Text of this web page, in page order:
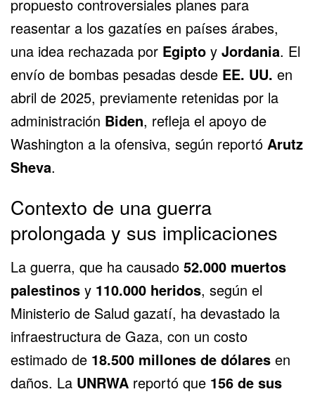
propuesto controversiales planes para
reasentar a los gazatíes en países árabes,
una idea rechazada por Egipto y Jordania. El
envío de bombas pesadas desde EE. UU. en
abril de 2025, previamente retenidas por la
administración Biden, refleja el apoyo de
Washington a la ofensiva, según reportó Arutz
Sheva.
Contexto de una guerra
prolongada y sus implicaciones
La guerra, que ha causado 52.000 muertos
palestinos y 110.000 heridos, según el
Ministerio de Salud gazatí, ha devastado la
infraestructura de Gaza, con un costo
estimado de 18.500 millones de dólares en
daños. La UNRWA reportó que 156 de sus